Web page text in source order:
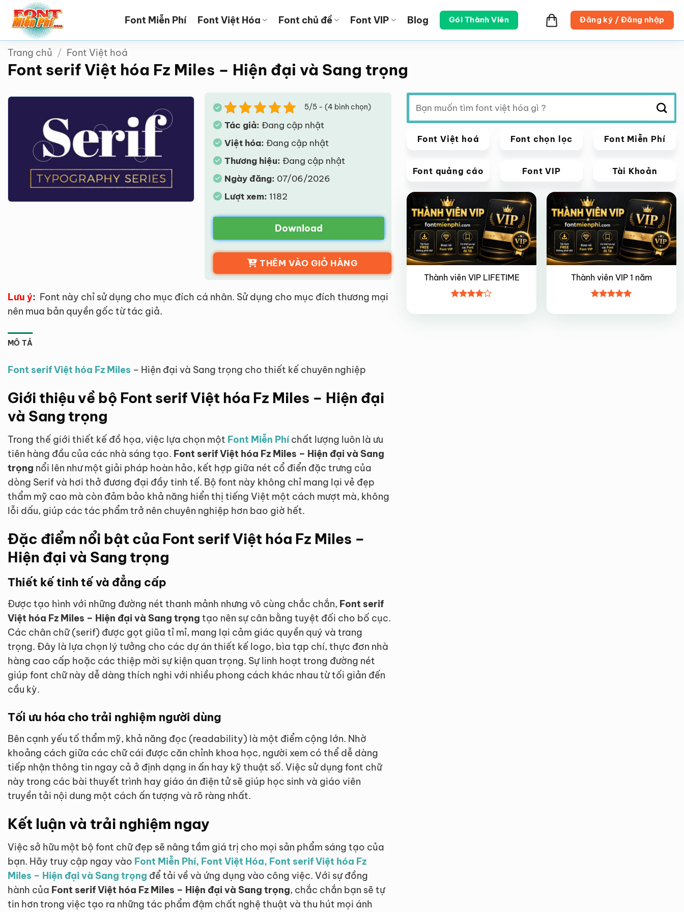
qua
dung
Font Miễn Phí Font Việt Hóa Font chủ đề Font VIP Blog Gói Thành Viên Đăng ký / Đăng nhập
Trang chủ / Font Việt hoá
Font serif Việt hóa Fz Miles – Hiện đại và Sang trọng
5/5 - (4 bình chọn)
Tác giả: Đang cập nhật
Việt hóa: Đang cập nhật
Thương hiệu: Đang cập nhật
Ngày đăng: 07/06/2026
Lượt xem: 1182
Download
THÊM VÀO GIỎ HÀNG
Lưu ý: Font này chỉ sử dụng cho mục đích cá nhân. Sử dụng cho mục đích thương mại
nên mua bản quyền gốc từ tác giả.
MÔ TẢ
Font serif Việt hóa Fz Miles – Hiện đại và Sang trọng cho thiết kế chuyên nghiệp
Giới thiệu về bộ Font serif Việt hóa Fz Miles – Hiện đại
và Sang trọng
Trong thế giới thiết kế đồ họa, việc lựa chọn một Font Miễn Phíchất lượng luôn là ưu
tiên hàng đầu của các nhà sáng tạo. Font serif Việt hóa Fz Miles – Hiện đại và Sang
trọng nổi lên như một giải pháp hoàn hảo, kết hợp giữa nét cổ điển đặc trưng của
dòng Serif và hơi thở đương đại đầy tinh tế. Bộ font này không chỉ mang lại vẻ đẹp
thẩm mỹ cao mà còn đảm bảo khả năng hiển thị tiếng Việt một cách mượt mà, không
lỗi dấu, giúp các tác phẩm trở nên chuyên nghiệp hơn bao giờ hết.
Đặc điểm nổi bật của Font serif Việt hóa Fz Miles –
Hiện đại và Sang trọng
Thiết kế tinh tế và đẳng cấp
Được tạo hình với những đường nét thanh mảnh nhưng vô cùng chắc chắn, Font serif
Việt hóa Fz Miles – Hiện đại và Sang trọng tạo nên sự cân bằng tuyệt đối cho bố cục.
Các chân chữ (serif) được gọt giũa tỉ mỉ, mang lại cảm giác quyền quý và trang
trọng. Đây là lựa chọn lý tưởng cho các dự án thiết kế logo, bìa tạp chí, thực đơn nhà
hàng cao cấp hoặc các thiệp mời sự kiện quan trọng. Sự linh hoạt trong đường nét
giúp font chữ này dễ dàng thích nghi với nhiều phong cách khác nhau từ tối giản đến
cầu kỳ.
Tối ưu hóa cho trải nghiệm người dùng
Bên cạnh yếu tố thẩm mỹ, khả năng đọc (readability) là một điểm cộng lớn. Nhờ
khoảng cách giữa các chữ cái được căn chỉnh khoa học, người xem có thể dễ dàng
tiếp nhận thông tin ngay cả ở định dạng in ấn hay kỹ thuật số. Việc sử dụng font chữ
này trong các bài thuyết trình hay giáo án điện tử sẽ giúp học sinh và giáo viên
truyền tải nội dung một cách ấn tượng và rõ ràng nhất.
Kết luận và trải nghiệm ngay
Việc sở hữu một bộ font chữ đẹp sẽ nâng tầm giá trị cho mọi sản phẩm sáng tạo của
bạn. Hãy truy cập ngay vào Font Miễn Phí, Font Việt Hóa, Font serif Việt hóa Fz
Miles – Hiện đại và Sang trọng để tải về và ứng dụng vào công việc. Với sự đồng
hành của Font serif Việt hóa Fz Miles – Hiện đại và Sang trọng, chắc chắn bạn sẽ tự
tin hơn trong việc tạo ra những tác phẩm đậm chất nghệ thuật và thu hút mọi ánh
Tìm
kiếm:
Font Việt hoá Font chọn lọc Font Miễn Phí
Font quảng cáo Font VIP Tài Khoản
Giảm giá!
Thành viên VIP LIFETIME
xếp hạng
Giảm giá!
Thành viên VIP 1 năm
hạng55